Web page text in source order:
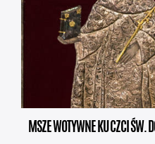
MSZE WOTYWNE KU CZCI ŚW.